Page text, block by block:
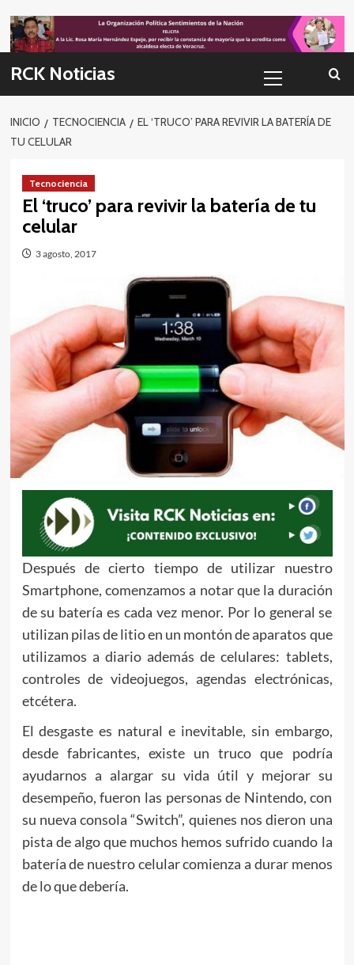
to
content
RCK Noticias
primario
INICIO TECNOCIENCIA
EL ‘TRUCO’ PARA REVIVIR LA BATERÍA DE
TU CELULAR
Tecnociencia
El ‘truco’ para revivir la batería de tu
celular
3 agosto, 2017
Después de cierto tiempo de utilizar nuestro
Smartphone, comenzamos a notar que la duración
de su batería es cada vez menor. Por lo general se
utilizan pilas de litio en un montón de aparatos que
utilizamos a diario además de celulares: tablets,
controles de videojuegos, agendas electrónicas,
etcétera.
El desgaste es natural e inevitable, sin embargo,
desde fabricantes, existe un truco que podría
ayudarnos a alargar su vida útil y mejorar su
desempeño, fueron las personas de Nintendo, con
su nueva consola “Switch”, quienes nos dieron una
pista de algo que muchos hemos sufrido cuando la
batería de nuestro celular comienza a durar menos
de lo que debería.